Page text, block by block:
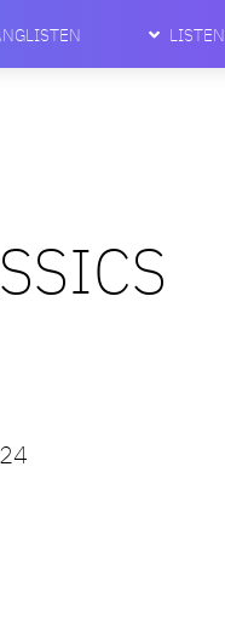
LISTEN